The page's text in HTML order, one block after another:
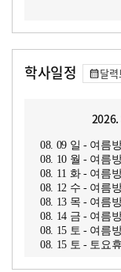
학사일정 달
08. 09 일 - 여름
08. 10 월 - 여름
08. 11 화 - 여름
08. 12 수 - 여름
08. 13 목 - 여름
08. 14 금 - 여름
08. 15 토 - 여름
08. 15 토 - 토요